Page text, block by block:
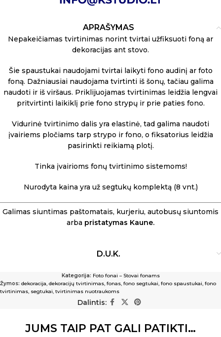
APRAŠYMAS
Nepakeičiamas tvirtinimas norint tvirtai užfiksuoti foną ar
dekoracijas ant stovo.
Šie spaustukai naudojami tvirtai laikyti fono audinį ar foto
foną. Dažniausiai naudojama tvirtinti iš šonų, tačiau galima
naudoti ir iš viršaus. Priklijuojamas tvirtinimas leidžia lengvai
pritvirtinti laikiklį prie fono strypų ir prie paties fono.
Vidurinė tvirtinimo dalis yra elastinė, tad galima naudoti
įvairiems pločiams tarp strypo ir fono, o fiksatorius leidžia
pasirinkti reikiamą plotį.
Tinka įvairioms fonų tvirtinimo sistemoms!
Nurodyta kaina yra už segtukų komplektą (8 vnt.)
Galimas siuntimas paštomatais, kurjeriu, autobusų siuntomis
arba pristatymas Kaune.
D.U.K.
Kategorija: Foto fonai – Stovai fonams
Žymos: dekoracija, dekoracijų tvirtinimas, fonas, fono segtukai, fono spaustukai, fono
tvirtinimas, segtukai, tvirtinimas nuotraukoms
Dalintis:
JUMS TAIP PAT GALI PATIKTI…